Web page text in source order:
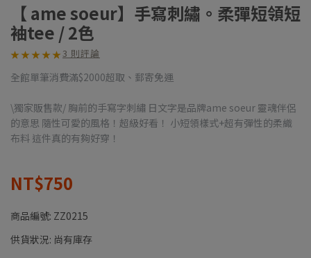
【 ame soeur】手寫刺繡。柔彈短領短
袖tee / 2色
★
★ ★
★ ★
★ ★
★ ★
★3 則評論
全館單筆消費滿$2000超取、郵寄免運
\獨家販售款/ 胸前的手寫字刺繡 日文字是品牌ame soeur 靈魂伴侶
的意思 隨性可愛的風格！超級好看！ 小短領樣式+超有彈性的柔織
布料 這件真的有夠好穿！
NT$750
商品編號: ZZ0215
供貨狀況: 尚有庫存